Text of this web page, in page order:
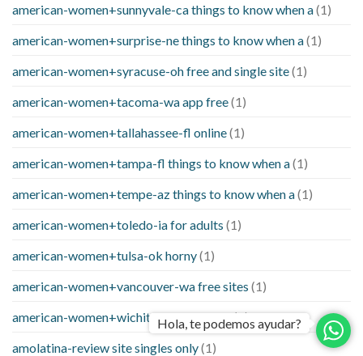
american-women+sunnyvale-ca things to know when a(1)
american-women+surprise-ne things to know when a(1)
american-women+syracuse-oh free and single site(1)
american-women+tacoma-wa app free(1)
american-women+tallahassee-fl online(1)
american-women+tampa-fl things to know when a(1)
american-women+tempe-az things to know when a(1)
american-women+toledo-ia for adults (1)
american-women+tulsa-ok horny(1)
american-women+vancouver-wa free sites (1)
american-women+wichita-ks for adults(1)
amolatina-review site singles only(1)
Hola, te podemos ayudar?